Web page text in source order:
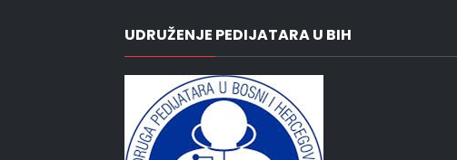
UDRUŽENJE PEDIJATARA U BIH